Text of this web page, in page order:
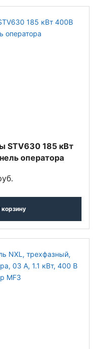
STV630 185 кВт
оператора
корзину